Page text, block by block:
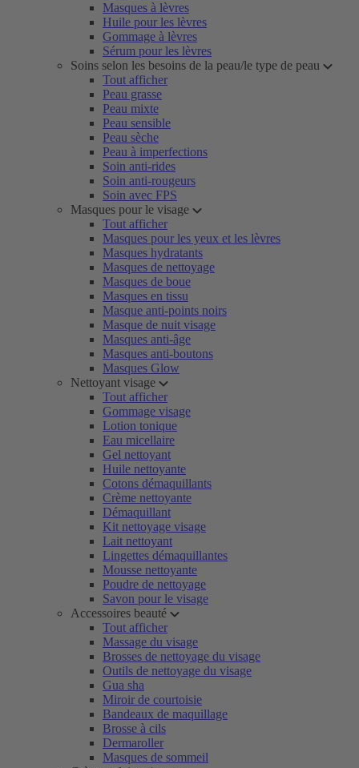
Masques à lèvres
Huile pour les lèvres
Gommage à lèvres
Sérum pour les lèvres
Soins selon les besoins de la peau/le type de peau
Tout afficher
Peau grasse
Peau mixte
Peau sensible
Peau sèche
Peau à imperfections
Soin anti-rides
Soin anti-rougeurs
Soin avec FPS
Masques pour le visage
Tout afficher
Masques pour les yeux et les lèvres
Masques hydratants
Masques de nettoyage
Masques de boue
Masques en tissu
Masque anti-points noirs
Masque de nuit visage
Masques anti-âge
Masques anti-boutons
Masques Glow
Nettoyant visage
Tout afficher
Gommage visage
Lotion tonique
Eau micellaire
Gel nettoyant
Huile nettoyante
Cotons démaquillants
Crème nettoyante
Démaquillant
Kit nettoyage visage
Lait nettoyant
Lingettes démaquillantes
Mousse nettoyante
Poudre de nettoyage
Savon pour le visage
Accessoires beauté
Tout afficher
Massage du visage
Brosses de nettoyage du visage
Outils de nettoyage du visage
Gua sha
Miroir de courtoisie
Bandeaux de maquillage
Brosse à cils
Dermaroller
Masques de sommeil